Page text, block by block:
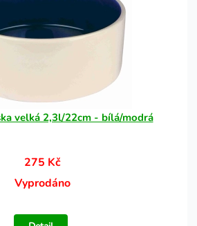
velká 2,3l/22cm - bílá/modrá
275 Kč
Vyprodáno